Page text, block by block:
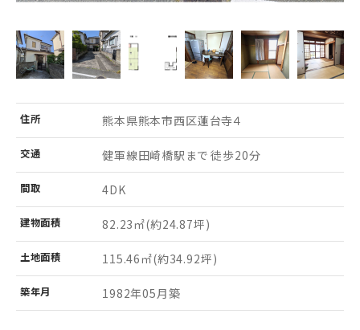
住所 熊本県熊本市西区蓮台寺４
交通 健軍線田崎橋駅まで 徒歩20分
間取 4DK
建物面積 82.23㎡(約24.87坪)
土地面積 115.46㎡(約34.92坪)
築年月 1982年05月築